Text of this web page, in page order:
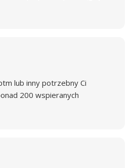
lub inny potrzebny Ci
200 wspieranych